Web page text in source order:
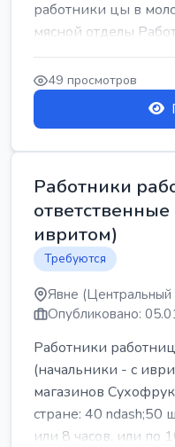
работники цы в
мясной отделы
49 просмотров
Работники
ивритом)
Требуются
Явне (Центральный
Опубликовано:
Работники
(начальники - с
магазинов
стране: 40 ndash;50
или 8 часов, или по